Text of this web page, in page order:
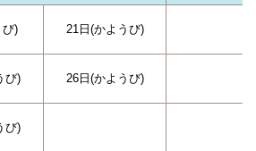
び) 21日(かようび)
び) 26日(かようび)
び)